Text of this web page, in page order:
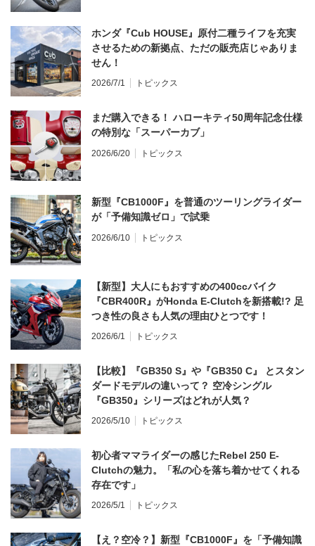
ホンダ『Cub HOUSE』原付二種ライフを充実
させるための新拠点、ただの販売店じゃありま
せん！
2026/7/1 トピックス
まだ購入できる！ ハローキティ50周年記念仕様
の特別な「スーパーカブ」
2026/6/20 トピックス
新型『CB1000F』を普通のツーリングライダー
が「予備知識ゼロ」で試乗
2026/6/10 トピックス
【新型】大人にもおすすめの400ccバイク
『CBR400R』がHonda E-Clutchを新搭載!? 足
つき性の良さも人気の理由ひとつです！
2026/6/1 トピックス
【比較】『GB350 S』や『GB350 C』 とスタン
ダードモデルの違いって？ 空冷シングル
『GB350』シリーズはどれが人気？
2026/5/10 トピックス
初心者ママライダーの感じたRebel 250 E-
Clutchの魅力。「私の心を落ち着かせてくれる
存在です」
2026/5/1 トピックス
【え？空冷？】新型『CB1000F』を「予備知識